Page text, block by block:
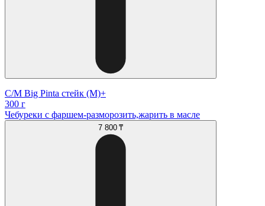
С/М Big Pinta стейк (М)+
300 г
Чебуреки с фаршем-разморозить,жарить в масле
7 800 ₸